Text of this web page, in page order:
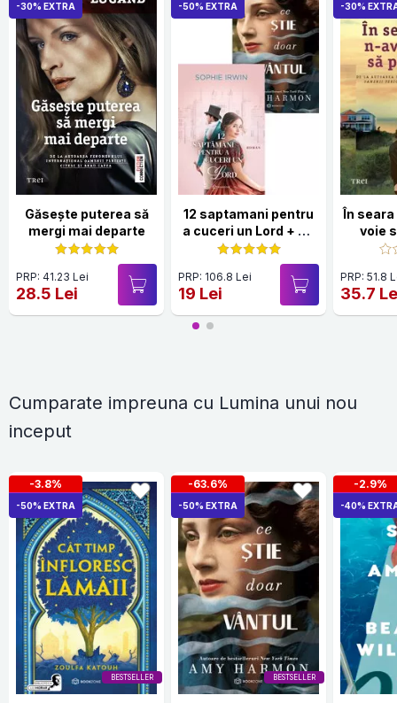
-30% EXTRA
Găsește puterea să
mergi mai departe
PRP: 41.23 Lei
28.5 Lei
-50% EXTRA
12 saptamani pentru
a cuceri un Lord + Ce
stie doar vantul
PRP: 106.8 Lei
19 Lei
-30%
În
voie
PRP: 51.8
35.7
Cumparate impreuna cu Lumina unui nou
inceput
BESTSELLER
-3.8%
-50% EXTRA
BESTSELLER
-63.6%
-50% EXTRA
-2.9%
-40%